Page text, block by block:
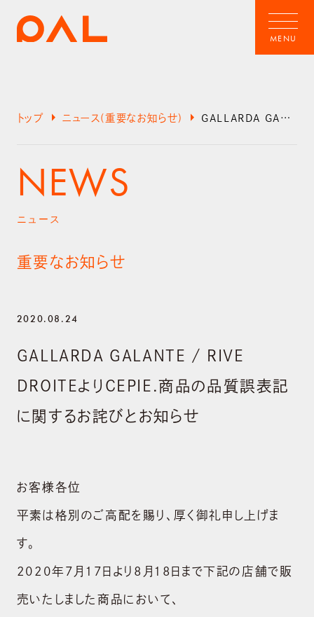
トップ arrow_right ニュース(重要なお知らせ) arrow_right GALLARDA GALANTE / RIVE DROITEよりCEPIE.商品の品質誤表記に関するお詫びとお知らせ
NEWS
ニュース
重要なお知らせ
2020.08.24
GALLARDA GALANTE / RIVE
DROITEよりCEPIE.商品の品質誤表記
に関するお詫びとお知らせ
お客様各位
平素は格別のご高配を賜り、厚く御礼申し上げま
す。
2020年7月17日より8月18日まで下記の店舗で販
売いたしました商品において、